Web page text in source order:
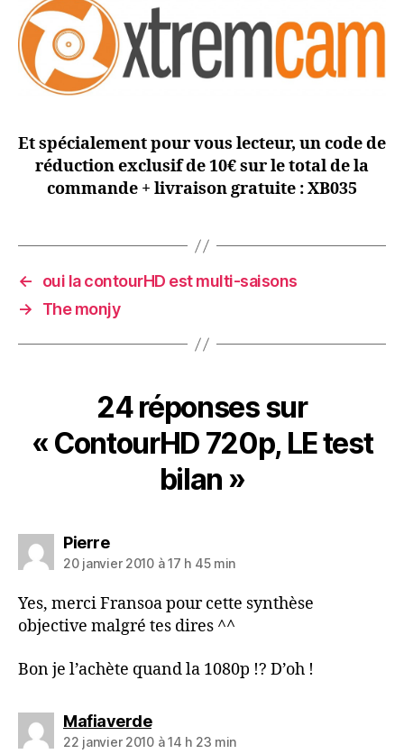
Et spécialement pour vous lecteur, un code de
réduction exclusif de 10€ sur le total de la
commande + livraison gratuite : XB035
←
oui la contourHD est multi-saisons
→
The monjy
24 réponses sur
« ContourHD 720p, LE test
bilan »
Pierredit :
20 janvier 2010 à 17 h 45 min
Yes, merci Fransoa pour cette synthèse
objective malgré tes dires ^^
Bon je l’achète quand la 1080p !? D’oh !
Mafiaverdedit :
22 janvier 2010 à 14 h 23 min